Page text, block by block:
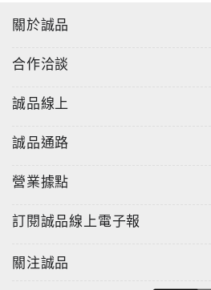
・函館(函館山夜景/元町洋館さ
ピング/五稜郭タワー&五稜郭公
・富良野&美瑛(ファーム富田/花
の路/地産地消&ロケーション
・十勝&帯広(北海道ガーデン街
・釧路湿原
・ウトロ(知床半島クルーズ/知
・網走(博物館網走監獄&流氷ク
關於誠品
合作洽談
誠品線上
誠品通路
營業據點
訂閱誠品線上電子報
關注誠品